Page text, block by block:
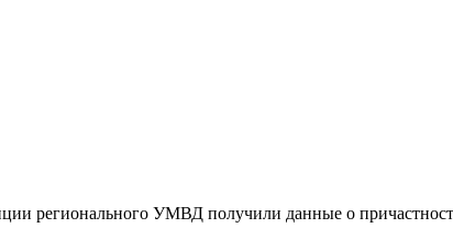
регионального УМВД получили данные о